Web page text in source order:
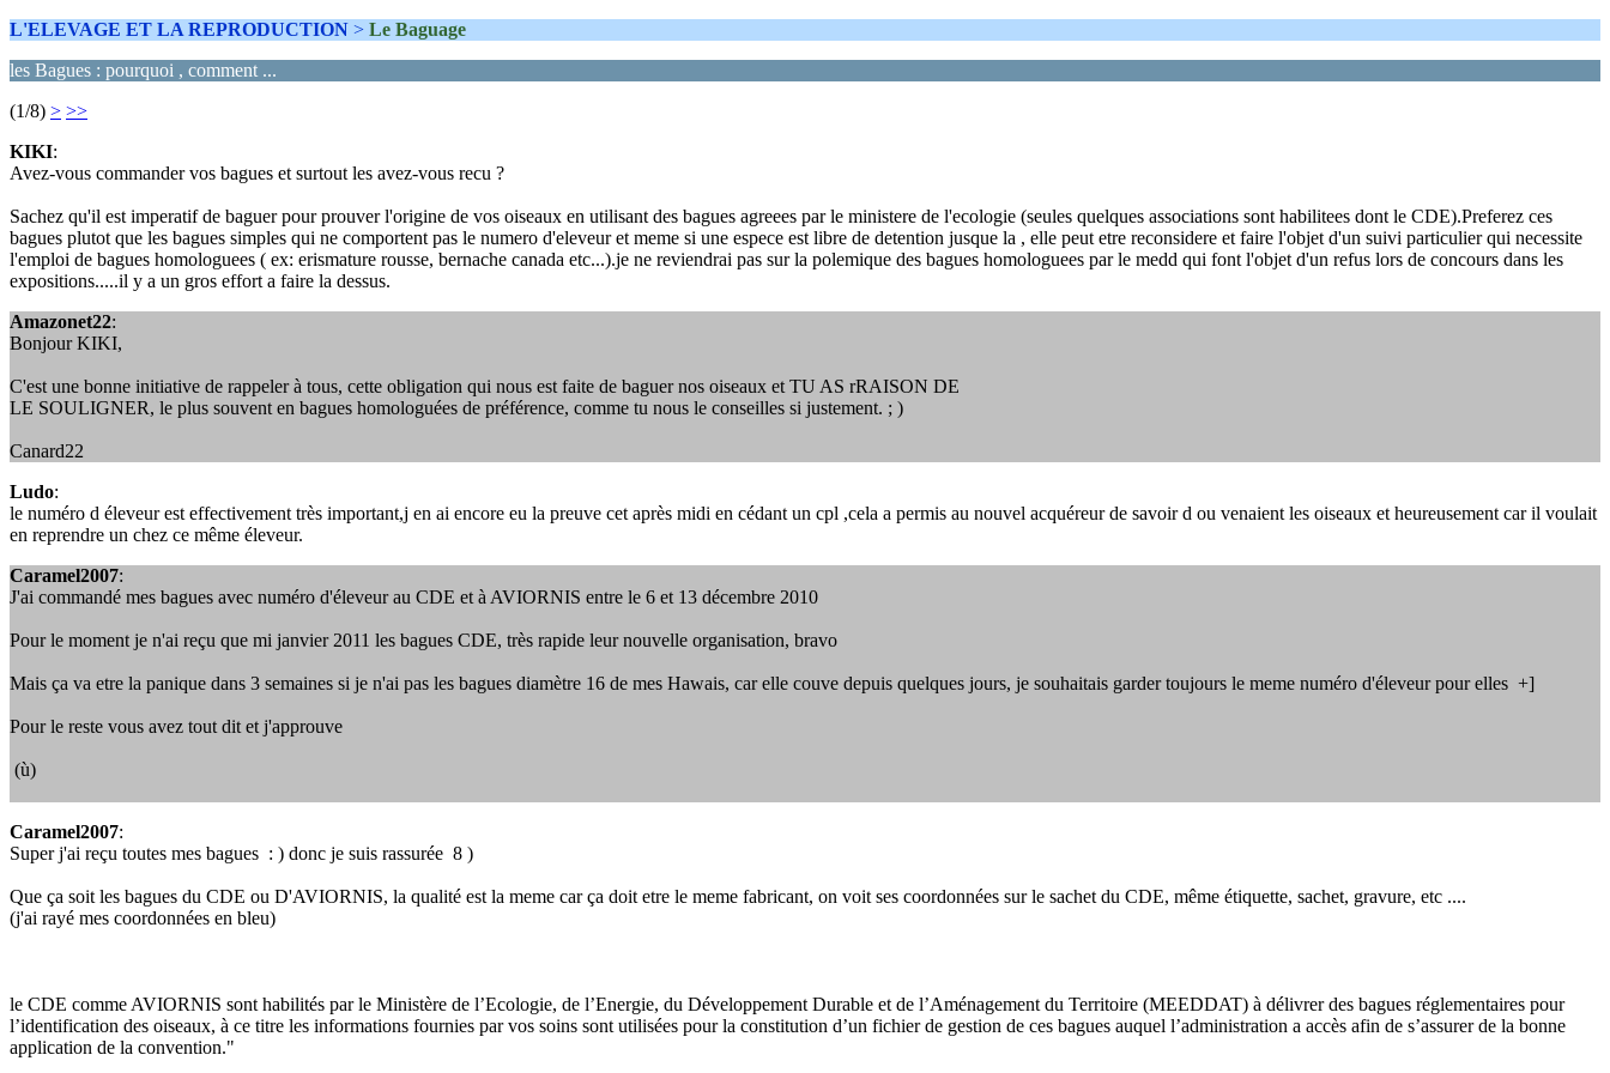
L'ELEVAGE ET LA REPRODUCTION > Le Baguage
les Bagues : pourquoi , comment ...
(1/8) > >>
KIKI:
Avez-vous commander vos bagues et surtout les avez-vous recu ?
Sachez qu'il est imperatif de baguer pour prouver l'origine de vos oiseaux en utilisant des bagues agreees par le ministere de l'ecologie (seules quelques associations sont habilitees dont le CDE).Preferez ces
bagues plutot que les bagues simples qui ne comportent pas le numero d'eleveur et meme si une espece est libre de detention jusque la , elle peut etre reconsidere et faire l'objet d'un suivi particulier qui necessite
l'emploi de bagues homologuees ( ex: erismature rousse, bernache canada etc...).je ne reviendrai pas sur la polemique des bagues homologuees par le medd qui font l'objet d'un refus lors de concours dans les
expositions.....il y a un gros effort a faire la dessus.
Amazonet22:
Bonjour KIKI,
C'est une bonne initiative de rappeler à tous, cette obligation qui nous est faite de baguer nos oiseaux et TU AS rRAISON DE
LE SOULIGNER, le plus souvent en bagues homologuées de préférence, comme tu nous le conseilles si justement. ; )
Canard22
Ludo:
le numéro d éleveur est effectivement très important,j en ai encore eu la preuve cet après midi en cédant un cpl ,cela a permis au nouvel acquéreur de savoir d ou venaient les oiseaux et heureusement car il voulait
en reprendre un chez ce même éleveur.
Caramel2007:
J'ai commandé mes bagues avec numéro d'éleveur au CDE et à AVIORNIS entre le 6 et 13 décembre 2010
Pour le moment je n'ai reçu que mi janvier 2011 les bagues CDE, très rapide leur nouvelle organisation, bravo
Mais ça va etre la panique dans 3 semaines si je n'ai pas les bagues diamètre 16 de mes Hawais, car elle couve depuis quelques jours, je souhaitais garder toujours le meme numéro d'éleveur pour elles +]
Pour le reste vous avez tout dit et j'approuve
(ù)
Caramel2007:
Super j'ai reçu toutes mes bagues : ) donc je suis rassurée 8 )
Que ça soit les bagues du CDE ou D'AVIORNIS, la qualité est la meme car ça doit etre le meme fabricant, on voit ses coordonnées sur le sachet du CDE, même étiquette, sachet, gravure, etc ....
(j'ai rayé mes coordonnées en bleu)
le CDE comme AVIORNIS sont habilités par le Ministère de l’Ecologie, de l’Energie, du Développement Durable et de l’Aménagement du Territoire (MEEDDAT) à délivrer des bagues réglementaires pour
l’identification des oiseaux, à ce titre les informations fournies par vos soins sont utilisées pour la constitution d’un fichier de gestion de ces bagues auquel l’administration a accès afin de s’assurer de la bonne
application de la convention."